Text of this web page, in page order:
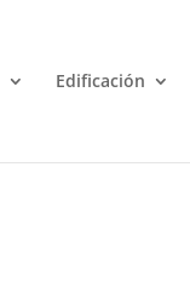
Edificación